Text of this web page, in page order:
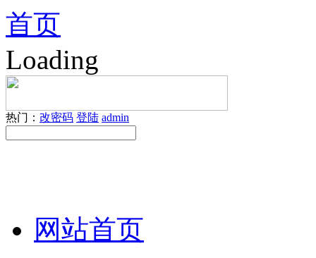
首页
Loading
热门： 改密码 登陆 admin
网站首页